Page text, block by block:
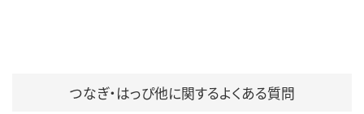
つなぎ・はっぴ他に関するよくある質問